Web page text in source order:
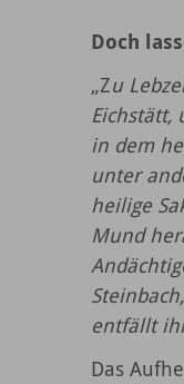
Doch
„Zu
Eichstätt,
in dem
unter
heilige
Mund
entfällt
Das